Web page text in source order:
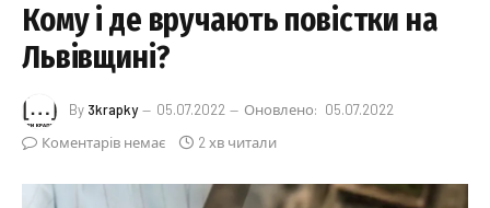
Кому і де вручають повістки на
Львівщині?
By 3krapky 05.07.2022 Оновлено: 05.07.2022
Коментарів немає
2 хв читали